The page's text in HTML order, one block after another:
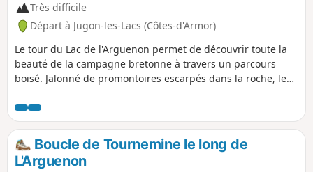
Très difficile
Départ à Jugon-les-Lacs (Côtes-d'Armor)
Le tour du Lac de l'Arguenon permet de découvrir toute la
beauté de la campagne bretonne à travers un parcours
boisé. Jalonné de promontoires escarpés dans la roche, le
Attention : randonnée très longue.
Boucle de Tournemine le long de
L'Arguenon